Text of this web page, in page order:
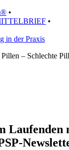
•
•
in der Praxis
– Schlechte
Laufenden